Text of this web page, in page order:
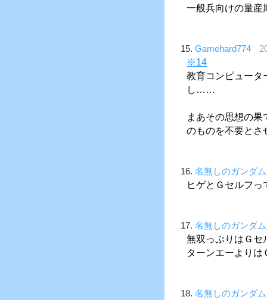
一般兵向けの量産
15. Gamehard774
※14
教育コンピュータ
し……
まあその思想の
のものを不要とさ
16. 名無しのガンダ
ヒゲとＧセルフ
17. 名無しのガンダ
無双っぷりはＧセ
ターンエーより
18. 名無しのガンダ